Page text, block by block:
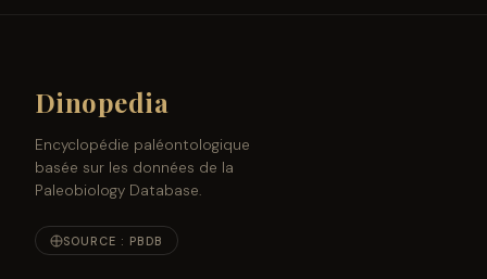
Dinopedia
Encyclopédie paléontologique
basée sur les données de la
Paleobiology Database.
SOURCE : PBDB